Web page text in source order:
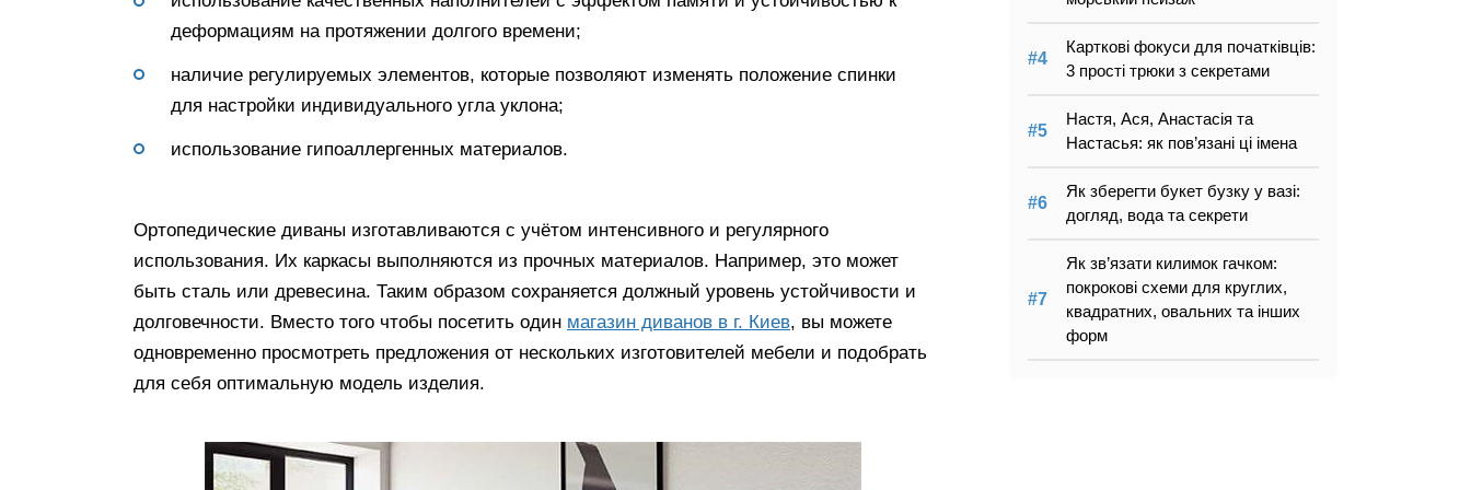
деформациям на протяжении долгого времени;
наличие регулируемых элементов, которые позволяют изменять положение спинки
для настройки индивидуального угла уклона;
использование гипоаллергенных материалов.
Ортопедические диваны изготавливаются с учётом интенсивного и регулярного
использования. Их каркасы выполняются из прочных материалов. Например, это может
быть сталь или древесина. Таким образом сохраняется должный уровень устойчивости и
долговечности. Вместо того чтобы посетить один магазин диванов в г. Киев, вы можете
одновременно просмотреть предложения от нескольких изготовителей мебели и подобрать
для себя оптимальную модель изделия.
Карткові фокуси для початківців:
3 прості трюки з секретами
Настя, Ася, Анастасія та
Настасья: як пов’язані ці імена
Як зберегти букет бузку у вазі:
догляд, вода та секрети
Як зв’язати килимок гачком:
покрокові схеми для круглих,
квадратних, овальних та інших
форм